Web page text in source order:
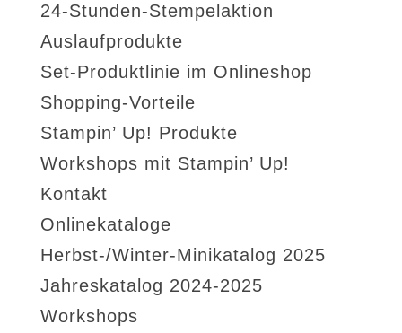
24-Stunden-Stempelaktion
Auslaufprodukte
Set-Produktlinie im Onlineshop
Shopping-Vorteile
Stampin’ Up! Produkte
Workshops mit Stampin’ Up!
Kontakt
Onlinekataloge
Herbst-/Winter-Minikatalog 2025
Jahreskatalog 2024-2025
Workshops